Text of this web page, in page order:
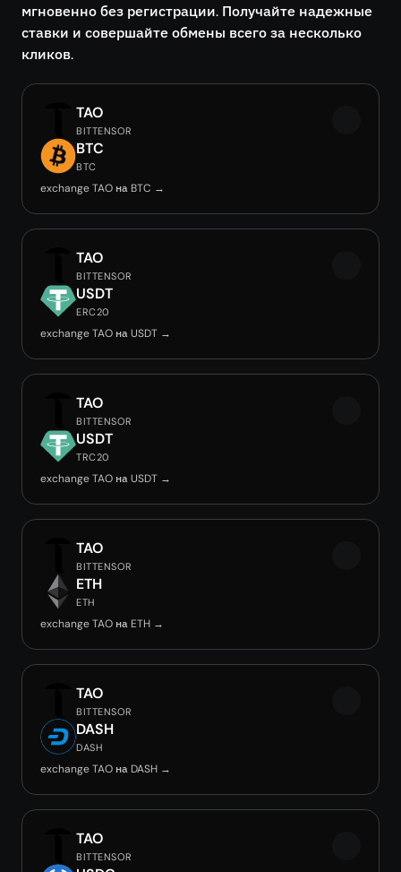
мгновенно без регистрации. Получайте надежные
ставки и совершайте обмены всего за несколько
кликов.
TAO
BITTENSOR
BTC
BTC
exchange TAO на BTC →
TAO
BITTENSOR
USDT
ERC20
exchange TAO на USDT →
TAO
BITTENSOR
USDT
TRC20
exchange TAO на USDT →
TAO
BITTENSOR
ETH
ETH
exchange TAO на ETH →
TAO
BITTENSOR
DASH
DASH
exchange TAO на DASH →
TAO
BITTENSOR